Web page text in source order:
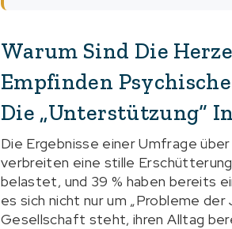
Warum Sind Die
Empfinden
Die „Unterstützung“
Die Ergebnisse einer Umfrage
verbreiten eine stille
belastet, und 39 % haben bereits
es sich nicht nur um „Probleme
Gesellschaft steht, ihren Alltag